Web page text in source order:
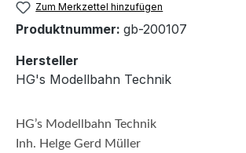
Zum Merkzettel hinzufügen
Produktnummer: gb-200107
Hersteller
HG's Modellbahn Technik
HG’s Modellbahn Technik
Inh. Helge Gerd Müller